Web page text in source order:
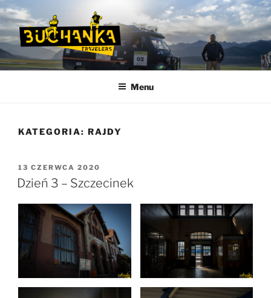
Przejdź
do
treści
BUCHANKA
Podróżnicy inni niż wszyscy…
Menu
KATEGORIA: RAJDY
OPUBLIKOWANE
W
13 CZERWCA 2020
Dzień 3 – Szczecinek